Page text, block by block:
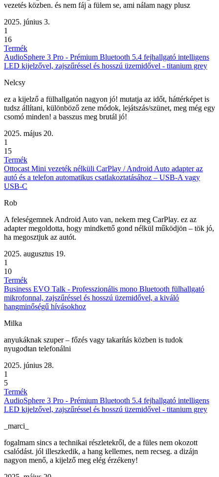
vezetés közben. és nem fáj a fülem se, ami nálam nagy plusz
2025. június 3.
1
16
Termék
AudioSphere 3 Pro - Prémium Bluetooth 5.4 fejhallgató intelligens
LED kijelzővel, zajszűréssel és hosszú üzemidővel - titanium grey
Nelcsy
ez a kijelző a fülhallgatón nagyon jó! mutatja az időt, háttérképet is
tudsz állítani, különböző zene módok, lejátszás/szünet, meg még egy
csomó minden! a basszus meg brutál jó!
2025. május 20.
1
15
Termék
Ottocast Mini vezeték nélküli CarPlay / Android Auto adapter az
autó és a telefon automatikus csatlakoztatásához – USB-A vagy
USB-C
Rob
A feleségemnek Android Auto van, nekem meg CarPlay. ez az
adapter megoldotta, hogy mindkettő gond nélkül működjön – tök jó,
ha megosztjuk az autót.
2025. augusztus 19.
1
10
Termék
Business EVO Talk - Professzionális mono Bluetooth fülhallgató
mikrofonnal, zajszűréssel és hosszú üzemidővel, a kiváló
hangminőségű hívásokhoz
Milka
anyukáknak szuper – főzés vagy takarítás közben is tudok
nyugodtan telefonálni
2025. június 28.
1
5
Termék
AudioSphere 3 Pro - Prémium Bluetooth 5.4 fejhallgató intelligens
LED kijelzővel, zajszűréssel és hosszú üzemidővel - titanium grey
_marci_
fogalmam sincs a technikai részletekről, de a füles nem okozott
csalódást. jól illeszkedik, a hang kellemes, nem recseg. a dizájn
nagyon menő, a kijelző meg elég érzékeny!